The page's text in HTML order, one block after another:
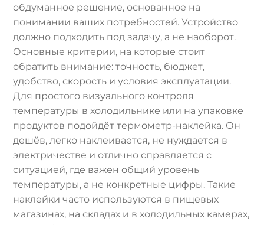
обдуманное решение, основанное на
понимании ваших потребностей. Устройство
должно подходить под задачу, а не наоборот.
Основные критерии, на которые стоит
обратить внимание: точность, бюджет,
удобство, скорость и условия эксплуатации.
Для простого визуального контроля
температуры в холодильнике или на упаковке
продуктов подойдёт термометр-наклейка. Он
дешёв, легко наклеивается, не нуждается в
электричестве и отлично справляется с
ситуацией, где важен общий уровень
температуры, а не конкретные цифры. Такие
наклейки часто используются в пищевых
магазинах, на складах и в холодильных камерах,